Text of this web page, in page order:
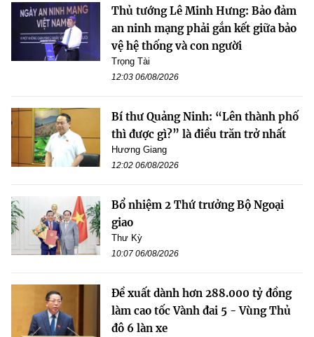
Thủ tướng Lê Minh Hưng: Bảo đảm
an ninh mạng phải gắn kết giữa bảo
vệ hệ thống và con người
Trọng Tài
12:03 06/08/2026
Bí thư Quảng Ninh: “Lên thành phố
thì được gì?” là điều trăn trở nhất
Hương Giang
12:02 06/08/2026
Bổ nhiệm 2 Thứ trưởng Bộ Ngoại
giao
Thư Kỳ
10:07 06/08/2026
Đề xuất dành hơn 288.000 tỷ đồng
làm cao tốc Vành đai 5 - Vùng Thủ
đô 6 làn xe